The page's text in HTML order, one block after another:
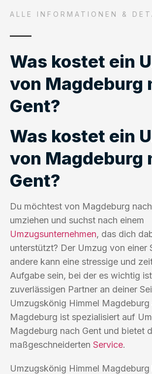
ALLE INFORMATIONEN &
Was kostet ein
von Magdeburg
Gent?
Was kostet ein
von Magdeburg
Gent?
Du möchtest von Magdeburg
umziehen und suchst nach einem
Umzugsunternehmen, das dich
unterstützt? Der Umzug von einer
andere kann eine stressige und
Aufgabe sein, bei der es wichtig
zuverlässigen Partner an deiner
Umzugskönig Himmel Magdeburg
Magdeburg ist spezialisiert auf
Magdeburg nach Gent und bietet
maßgeschneiderten Service.
Umzugskönig Himmel